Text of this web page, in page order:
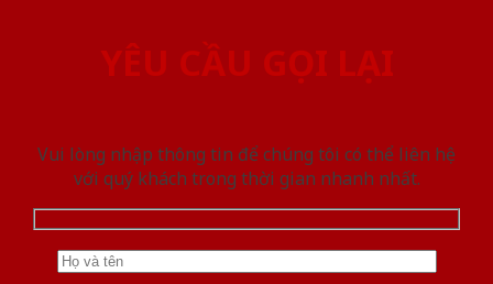
YÊU CẦU GỌI LẠI
Vui lòng nhập thông tin để chúng tôi có thể liên hệ
với quý khách trong thời gian nhanh nhất.